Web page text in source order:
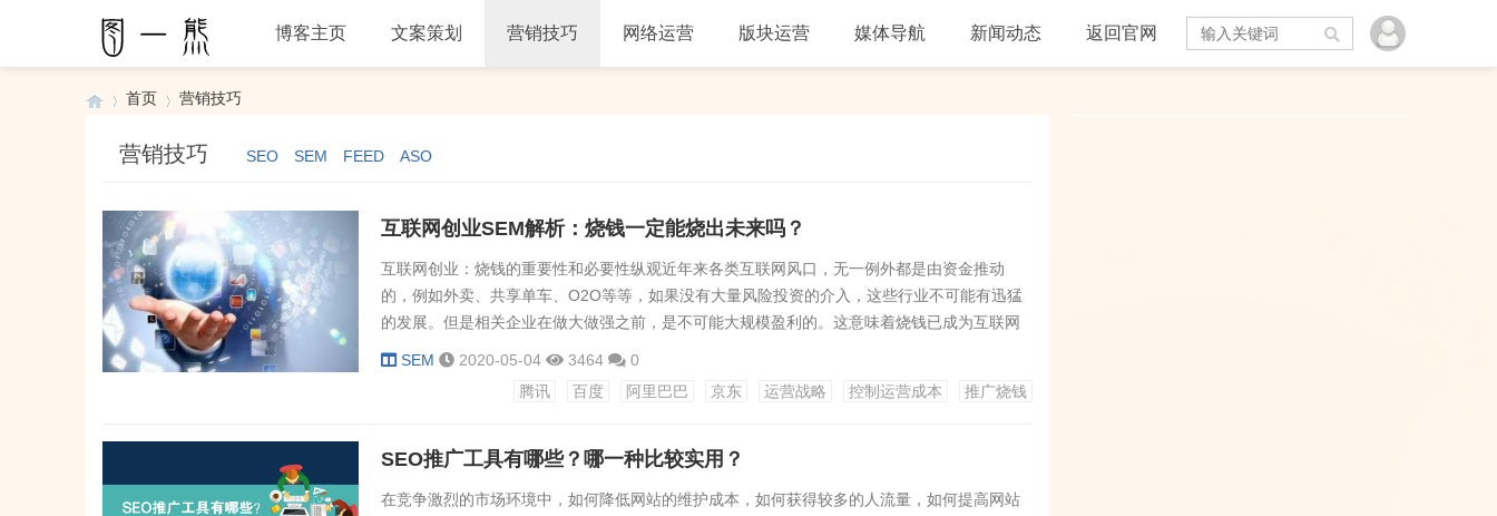
博客主页 文案策划 营销技巧 网络运营 版块运营 媒体导航 新闻动态 返回官网
首页 营销技巧
营销技巧 SEO SEM FEED ASO
互联网创业SEM解析：烧钱一定能烧出未来吗？
互联网创业：烧钱的重要性和必要性纵观近年来各类互联网风口，无一例外都是由资金推动
的，例如外卖、共享单车、O2O等等，如果没有大量风险投资的介入，这些行业不可能有迅猛
的发展。但是相关企业在做大做强之前，是不可能大规模盈利的。这意味着烧钱已成为互联网
创业中不可避免的过程。 在更早之前，这种烧钱法则也同样存在，包括腾讯、百度、阿里巴
互联网创业而言，烧钱的重要性和必要性是客观存在的。 但另一方面，并不是所有项目都能靠
SEM 2020-05-04 3464
0
腾讯
百度 阿里巴巴 京东 运营战略 控制运营成本 推广烧钱
SEO推广工具有哪些？哪一种比较实用？
在竞争激烈的市场环境中，如何降低网站的维护成本，如何获得较多的人流量，如何提高网站